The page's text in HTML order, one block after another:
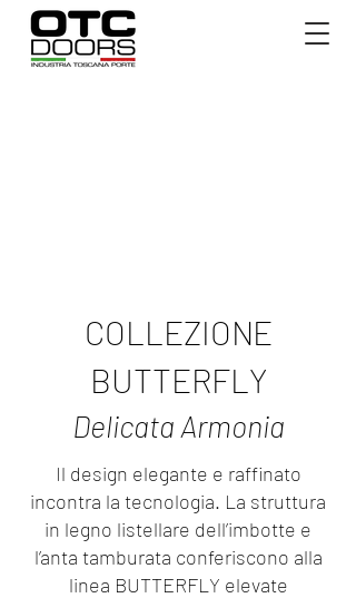
COLLEZIONE
BUTTERFLY
Delicata Armonia
Il design elegante e raffinato
incontra la tecnologia. La struttura
in legno listellare dell’imbotte e
l’anta tamburata conferiscono alla
linea BUTTERFLY elevate